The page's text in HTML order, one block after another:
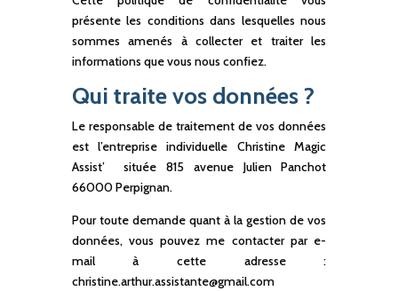
présente les conditions dans lesquelles nous
sommes amenés à collecter et traiter les
informations que vous nous confiez.
Qui traite vos données ?
Le responsable de traitement de vos données
est l’entreprise individuelle Christine Magic
Assist’ située 815 avenue Julien Panchot
66000 Perpignan.
Pour toute demande quant à la gestion de vos
données, vous pouvez me contacter par e-
mail à cette adresse :
christine.arthur.assistante@gmail.com